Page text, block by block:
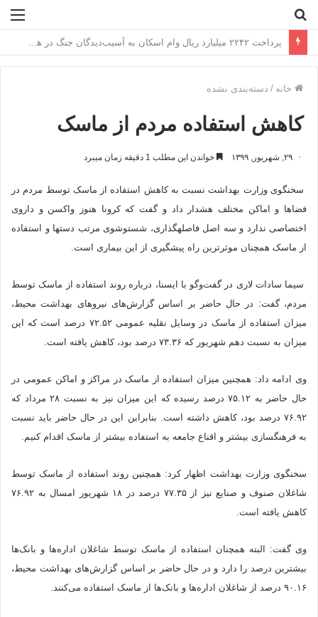
عبور از الگوی مصرف، دلیل افزایش پلکانی هزینه برق
خانه / دسته‌بندی نشده
کاهش استفاده مردم از ماسک
۲۹, شهریور, ۱۳۹۹ خواندن این مطلب 1 دقیقه زمان میبرد
سخنگوی وزارت بهداشت نسبت به کاهش استفاده از ماسک توسط مردم در
فضاها و اماکن مختلف هشدار داد و گفت که کرونا هنوز واکسن و داروی
اختصاصی ندارد و سه اصل فاصله‎گذاری، شست‎وشوی مرتب دست‎ها و استفاده
از ماسک همچنان موثرترین راه پیشگیری از این بیماری است.
سیما سادات لاری در گفت‌وگو با ایسنا، درباره روند استفاده از ماسک توسط
مردم، گفت: در حال حاضر بر اساس گزارش‌های نیروهای بهداشت محیط،
میزان استفاده از ماسک در وسایل نقلیه عمومی ۷۲.۵۲ درصد است که این
میزان به نسبت دهم شهریور که ۷۳.۳۶ درصد بود، کاهش یافته است.
وی ادامه داد: همچنین میزان استفاده از ماسک در مراکز و اماکن عمومی در
حال حاضر به ۷۵.۱۲ درصد رسیده که این میزان نیز به نسبت ۲۸ مرداد که
۷۶.۹۲ درصد بود، کاهش داشته است. بنابراین این در حال حاضر باید نسبت
به فرهنگ‎سازی بیشتر و اقناع جامعه به استفاده بیشتر از ماسک اقدام کنیم.
سخنگوی وزارت بهداشت اظهار کرد: همچنین روند استفاده از ماسک توسط
شاغلان صنوف و صنایع نیز از ۷۷.۳۵ درصد در ۱۸ شهریور امسال به ۷۶.۹۲
کاهش یافته است.
وی گفت: البته همچنان استفاده از ماسک توسط شاغلان اداره‌ها و بانک‌ها
بیشترین درصد را دارد و در حال حاضر بر اساس گزارش‌های بهداشت محیط،
۹۰.۱۶ درصد از شاغلان اداره‌ها و بانک‌ها از ماسک استفاده می‌کنند.